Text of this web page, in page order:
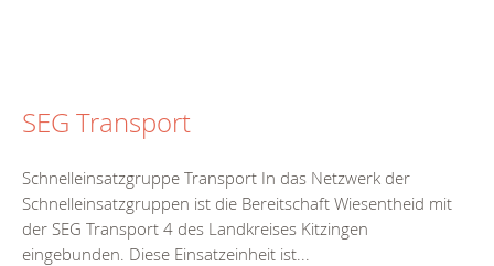
SEG Transport
Schnelleinsatzgruppe Transport In das Netzwerk der
Schnelleinsatzgruppen ist die Bereitschaft Wiesentheid mit
der SEG Transport 4 des Landkreises Kitzingen
eingebunden. Diese Einsatzeinheit ist...